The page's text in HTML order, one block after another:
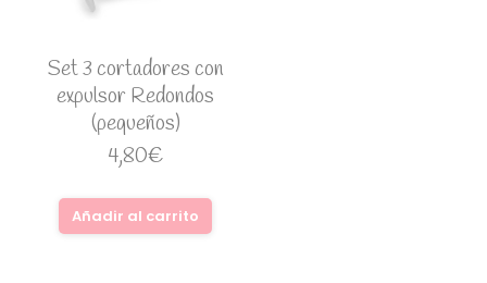
Set 3 cortadores con
expulsor Redondos
(pequeños)
4,80€
Añadir al carrito